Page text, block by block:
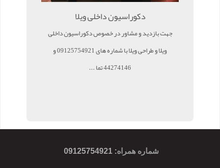
دکوراسیون داخلی ویلا
جهت بازدید و مشاور در خصوص دکوراسیون داخلی
ویلا و طراحی ویلا با شماره های 09125754921 و
44274146 تما ...
شماره همراه:
09125754921